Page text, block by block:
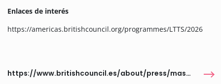
Enlaces de interés
https://americas.britishcouncil.org/programmes/LTTS/2026
https://www.britishcouncil.es/about/press/mas-de-25000-euros-para-formarse-como-profesor-de-idiomas